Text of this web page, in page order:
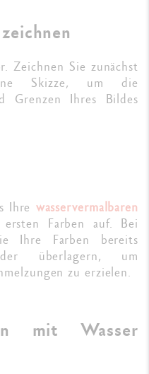
Zeichnen Sie zunächst
Skizze, um die
Grenzen Ihres Bildes
Ihre wasservermalbaren
Farben auf. Bei
Ihre Farben bereits
überlagern, um
zu erzielen.
mit Wasser